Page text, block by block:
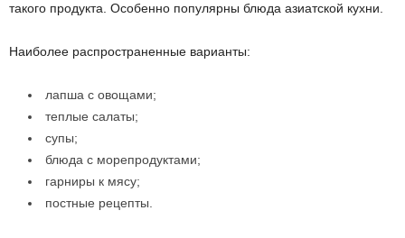
такого продукта. Особенно популярны блюда азиатской кухни.
Наиболее распространенные варианты:
лапша с овощами;
теплые салаты;
супы;
блюда с морепродуктами;
гарниры к мясу;
постные рецепты.